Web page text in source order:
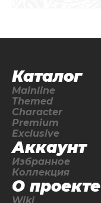
Каталог
Mainline
Themed
Character
Premium
Exclusive
Аккаунт
Избранное
Коллекция
О проекте
Wiki